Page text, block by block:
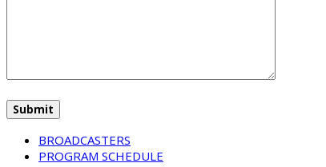
BROADCASTERS
PROGRAM SCHEDULE